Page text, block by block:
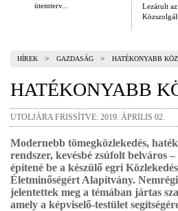
ütemterv...
Lezárult
HÍREK > GAZDASÁG > HATÉKONYABB
HATÉKONYABB
UTOLJÁRA FRISSÍTVE: 2019. ÁPRILIS 02.
Modernebb tömegközlekedés,
rendszer, kevésbé zsúfolt belváros
építené be a készülő egri
Életminőségért Alapítvány.
jelentettek meg a témában jártas
amely a képviselő-testület